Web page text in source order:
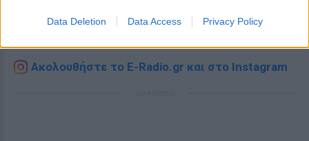
Data Deletion Data Access Privacy Policy
Εσύ μπήκες στο E-Daily.gr; Τα νέα της ημέρας
Ακολουθήστε το E-Radio.gr και στο Instagram